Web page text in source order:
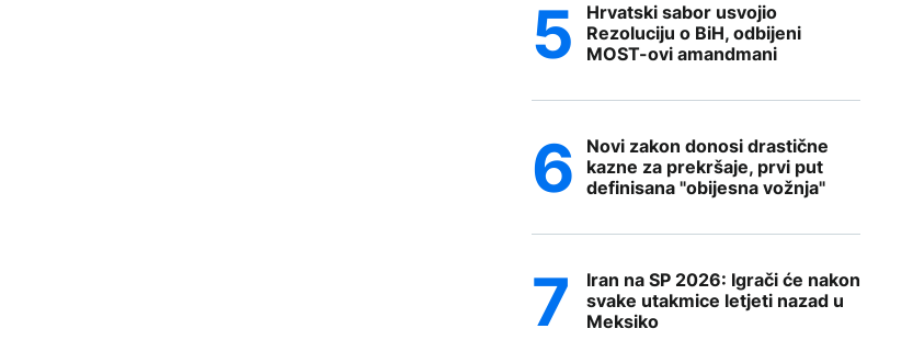
Hrvatski sabor usvojio
Rezoluciju o BiH, odbijeni
MOST-ovi amandmani
Novi zakon donosi drastične
kazne za prekršaje, prvi put
definisana "obijesna vožnja"
Iran na SP 2026: Igrači će nakon
svake utakmice letjeti nazad u
Meksiko